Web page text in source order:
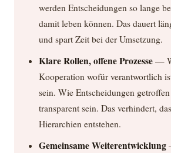
werden Entscheidungen so lange
damit leben können. Das dauert
und spart Zeit bei der Umsetzung.
Klare Rollen, offene Prozesse —
Kooperation wofür verantwortlich
sein. Wie Entscheidungen
transparent sein. Das verhindert,
Hierarchien entstehen.
Gemeinsame Weiterentwicklung